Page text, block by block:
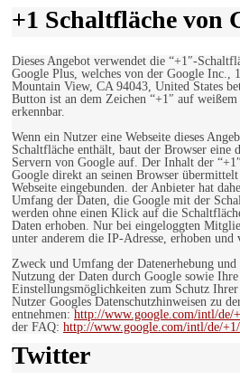
+1 Schaltfläche von
Dieses Angebot verwendet die “+1″-
Google Plus, welches von der Google Inc.,
Mountain View, CA 94043, United States
Button ist an dem Zeichen “+1″ auf
erkennbar.
Wenn ein Nutzer eine Webseite dieses
Schaltfläche enthält, baut der Browser eine
Servern von Google auf. Der Inhalt der
Google direkt an seinen Browser
Webseite eingebunden. der Anbieter hat
Umfang der Daten, die Google mit der
werden ohne einen Klick auf die
Daten erhoben. Nur bei eingeloggten
unter anderem die IP-Adresse, erhoben und
Zweck und Umfang der Datenerhebung
Nutzung der Daten durch Google sowie
Einstellungsmöglichkeiten zum Schutz
Nutzer Googles Datenschutzhinweisen zu
entnehmen: http://www.google.com/intl/de/
der FAQ: http://www.google.com/intl/de/
Twitter